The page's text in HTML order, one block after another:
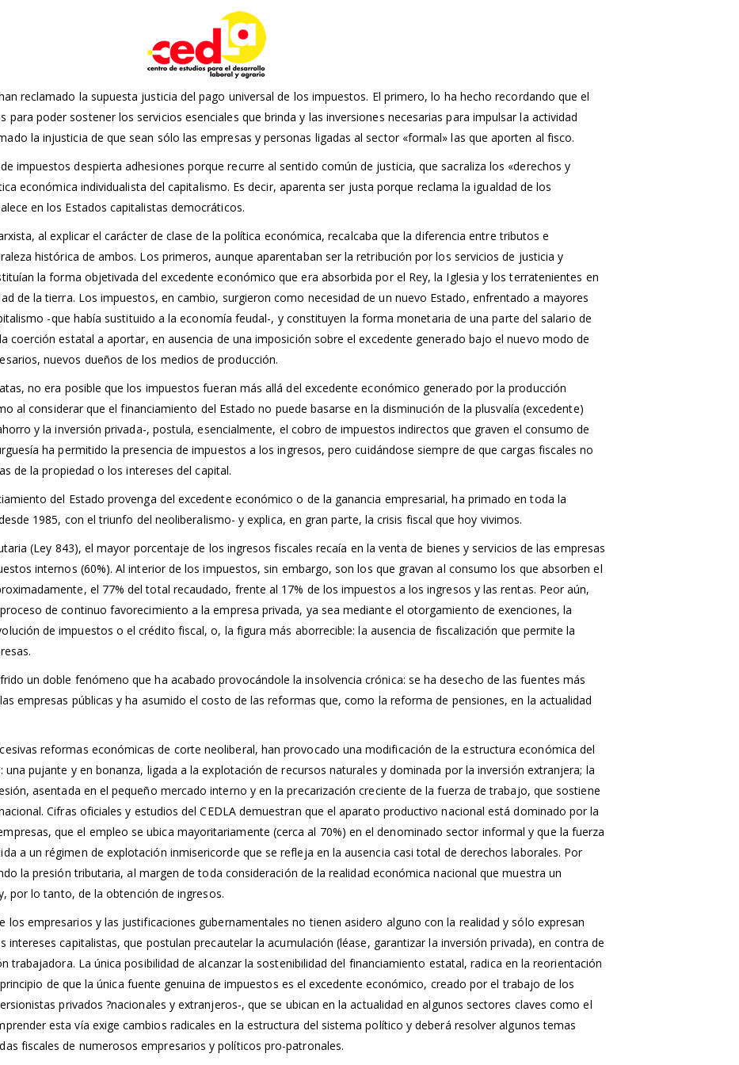
reclamado la supuesta justicia del pago universal de los impuestos. El primero, lo ha hecho recordando que el
para poder sostener los servicios esenciales que brinda y las inversiones necesarias para impulsar la actividad
la injusticia de que sean sólo las empresas y personas ligadas al sector «formal» las que aporten al fisco.
impuestos despierta adhesiones porque recurre al sentido común de justicia, que sacraliza los «derechos y
económica individualista del capitalismo. Es decir, aparenta ser justa porque reclama la igualdad de los
en los Estados capitalistas democráticos.
al explicar el carácter de clase de la política económica, recalcaba que la diferencia entre tributos e
histórica de ambos. Los primeros, aunque aparentaban ser la retribución por los servicios de justicia y
la forma objetivada del excedente económico que era absorbida por el Rey, la Iglesia y los terratenientes en
de la tierra. Los impuestos, en cambio, surgieron como necesidad de un nuevo Estado, enfrentado a mayores
-que había sustituido a la economía feudal-, y constituyen la forma monetaria de una parte del salario de
coerción estatal a aportar, en ausencia de una imposición sobre el excedente generado bajo el nuevo modo de
nuevos dueños de los medios de producción.
no era posible que los impuestos fueran más allá del excedente económico generado por la producción
al considerar que el financiamiento del Estado no puede basarse en la disminución de la plusvalía (excedente)
y la inversión privada-, postula, esencialmente, el cobro de impuestos indirectos que graven el consumo de
ha permitido la presencia de impuestos a los ingresos, pero cuidándose siempre de que cargas fiscales no
de la propiedad o los intereses del capital.
del Estado provenga del excedente económico o de la ganancia empresarial, ha primado en toda la
1985, con el triunfo del neoliberalismo- y explica, en gran parte, la crisis fiscal que hoy vivimos.
(Ley 843), el mayor porcentaje de los ingresos fiscales recaía en la venta de bienes y servicios de las empresas
internos (60%). Al interior de los impuestos, sin embargo, son los que gravan al consumo los que absorben el
el 77% del total recaudado, frente al 17% de los impuestos a los ingresos y las rentas. Peor aún,
de continuo favorecimiento a la empresa privada, ya sea mediante el otorgamiento de exenciones, la
de impuestos o el crédito fiscal, o, la figura más aborrecible: la ausencia de fiscalización que permite la
un doble fenómeno que ha acabado provocándole la insolvencia crónica: se ha desecho de las fuentes más
empresas públicas y ha asumido el costo de las reformas que, como la reforma de pensiones, en la actualidad
reformas económicas de corte neoliberal, han provocado una modificación de la estructura económica del
una pujante y en bonanza, ligada a la explotación de recursos naturales y dominada por la inversión extranjera; la
asentada en el pequeño mercado interno y en la precarización creciente de la fuerza de trabajo, que sostiene
Cifras oficiales y estudios del CEDLA demuestran que el aparato productivo nacional está dominado por la
que el empleo se ubica mayoritariamente (cerca al 70%) en el denominado sector informal y que la fuerza
a un régimen de explotación inmisericorde que se refleja en la ausencia casi total de derechos laborales. Por
la presión tributaria, al margen de toda consideración de la realidad económica nacional que muestra un
por lo tanto, de la obtención de ingresos.
los empresarios y las justificaciones gubernamentales no tienen asidero alguno con la realidad y sólo expresan
capitalistas, que postulan precautelar la acumulación (léase, garantizar la inversión privada), en contra de
trabajadora. La única posibilidad de alcanzar la sostenibilidad del financiamiento estatal, radica en la reorientación
de que la única fuente genuina de impuestos es el excedente económico, creado por el trabajo de los
privados ?nacionales y extranjeros-, que se ubican en la actualidad en algunos sectores claves como el
esta vía exige cambios radicales en la estructura del sistema político y deberá resolver algunos temas
fiscales de numerosos empresarios y políticos pro-patronales.